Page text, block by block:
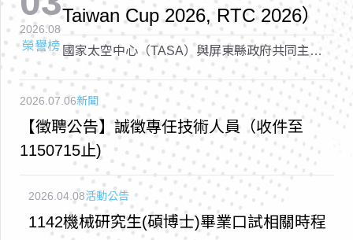
2026.08
榮譽榜
Taiwan Cup 2026, RTC 2026）
國家太空中心（TASA）與屏東縣政府共同主辦
的「2026 台灣盃火箭競賽（Rocket Taiwan Cup
2026, RTC 2026）
2026.07.06新聞
【徵聘公告】誠徵專任技術人員（收件至
1150715止)
2026.04.08活動公告
1142機械研究生(碩博士)畢業口試相關時程